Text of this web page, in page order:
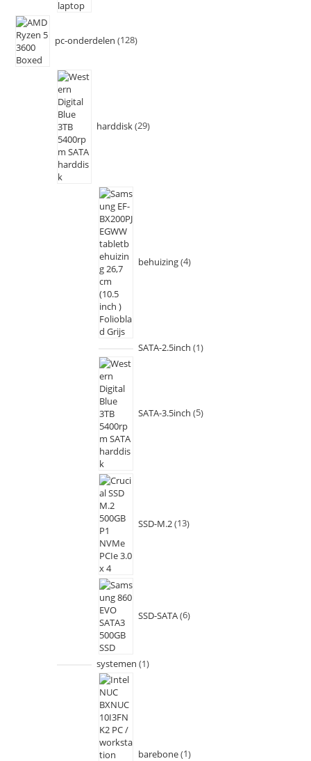
pc-onderdelen 128
harddisk 29
behuizing 4
SATA-2.5inch 1
SATA-3.5inch 5
SSD-M.2 13
SSD-SATA 6
systemen 1
barebone 1